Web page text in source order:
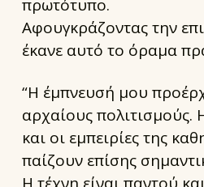
πρωτότυπο.
Αφουγκράζοντας την
έκανε αυτό το όραμα
“Η έμπνευσή μου
αρχαίους πολιτισμούς.
και οι εμπειρίες της
παίζουν επίσης